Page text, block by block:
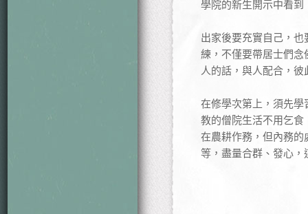
學院的新生開示中看到
出家後要充實自己，
練，不僅要帶居士們
人的話，與人配合，
在修學次第上，須先
教的僧院生活不用乞
在農耕作務，但內務
等，盡量合群、發心